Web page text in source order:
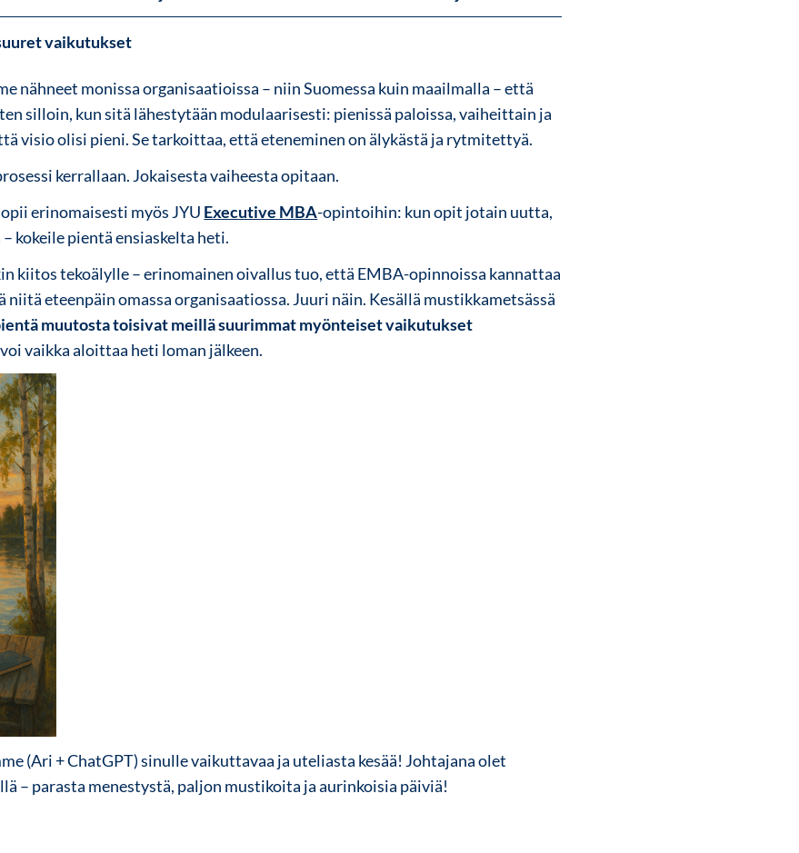
vaikutukset
nähneet monissa organisaatioissa – niin Suomessa kuin maailmalla – että
silloin, kun sitä lähestytään modulaarisesti: pienissä paloissa, vaiheittain ja
visio olisi pieni. Se tarkoittaa, että eteneminen on älykästä ja rytmitettyä.
kerrallaan. Jokaisesta vaiheesta opitaan.
erinomaisesti myös JYU Executive MBA-opintoihin: kun opit jotain uutta,
kokeile pientä ensiaskelta heti.
kiitos tekoälylle – erinomainen oivallus tuo, että EMBA-opinnoissa kannattaa
niitä eteenpäin omassa organisaatiossa. Juuri näin. Kesällä mustikkametsässä
muutosta toisivat meillä suurimmat myönteiset vaikutukset
vaikka aloittaa heti loman jälkeen.
(Ari + ChatGPT) sinulle vaikuttavaa ja uteliasta kesää! Johtajana olet
– parasta menestystä, paljon mustikoita ja aurinkoisia päiviä!